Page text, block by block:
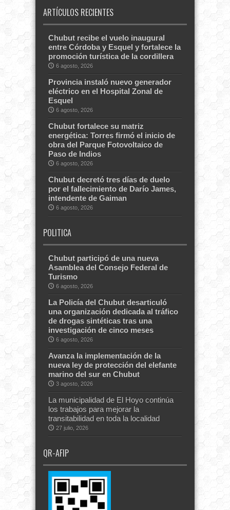
ARTÍCULOS RECIENTES
Chubut recibe el vuelo inaugural
entre Córdoba y Esquel y fortalece la
promoción turística de la cordillera
6 agosto, 2026
Provincia instaló nuevo generador
eléctrico en el Hospital Zonal de
Esquel
6 agosto, 2026
Chubut fortalece su matriz
energética: Torres firmó el inicio de
obra del Parque Fotovoltaico de
Paso de Indios
6 agosto, 2026
Chubut decretó tres días de duelo
por el fallecimiento de Darío James,
intendente de Gaiman
6 agosto, 2026
POLITICA
Chubut participó de una nueva
Asamblea del Consejo Federal de
Turismo
6 agosto, 2026
La Policía del Chubut desarticuló
una organización dedicada al tráfico
de drogas sintéticas tras una
investigación de cinco meses
6 agosto, 2026
Avanza la implementación de la
nueva ley de protección del elefante
marino del sur en Chubut
3 agosto, 2026
La municipalidad de El Hoyo continúa
los trabajos para mejorar la
transitabilidad en toda la localidad
27 julio, 2026
QR-AFIP